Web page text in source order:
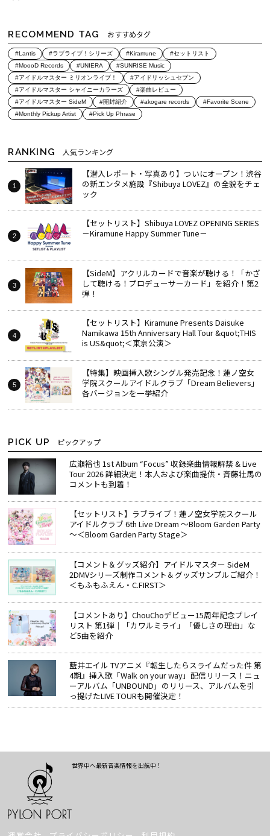
RECOMMEND TAG おすすめタグ
#Lantis #ラブライブ！シリーズ #Kiramune
#セットリスト
#MoooD Records
#UNIERA
#SUNRISE Music
#アイドルマスター ミリオンライブ！
#アイドリッシュセブン
#アイドルマスター シャイニーカラーズ
#楽曲レビュー
#アイドルマスター SideM
#開封紹介 #akogare records
#Favorite Scene
#Monthly Pickup Artist
#Pick Up Phrase
RANKING 人気ランキング
【潜入レポート・写真あり】ついにオープン！渋谷
の新エンタメ施設『Shibuya LOVEZ』の全貌をチェ
ック
【セットリスト】Shibuya LOVEZ OPENING SERIES
－Kiramune Happy Summer Tune－
【SideM】アクリルカードで音楽が聴ける！「かざ
して聴ける！プロデューサーカード」を紹介！第2
弾！
【セットリスト】Kiramune Presents Daisuke
Namikawa 15th Anniversary Hall Tour &quot;THIS
is US&quot;＜東京公演＞
【特集】映画挿入歌シングル発売記念！蓮ノ空女
学院スクールアイドルクラブ「Dream Believers」
各バージョンを一挙紹介
PICK UP ピックアップ
広瀬裕也 1st Album “Focus” 収録楽曲情報解禁 & Live
Tour 2026 詳細決定！本人および楽曲提供・斉藤壮馬の
コメントも到着！
【セットリスト】ラブライブ！蓮ノ空女学院スクール
アイドルクラブ 6th Live Dream ～Bloom Garden Party
～＜Bloom Garden Party Stage＞
【コメント＆グッズ紹介】アイドルマスター SideM
2DMVシリーズ制作コメント＆グッズサンプルご紹介！
＜もふもふえん・C.FIRST＞
【コメントあり】ChouChoデビュー15周年記念プレイ
リスト 第1弾｜「カワルミライ」「優しさの理由」な
ど5曲を紹介
藍井エイル TVアニメ『転生したらスライムだった件 第
4期』挿入歌「Walk on your way」配信リリース！ニュ
ーアルバム「UNBOUND」のリリース、アルバムを引
っ提げたLIVE TOURも開催決定！
世界中へ最新音楽情報を出航中！